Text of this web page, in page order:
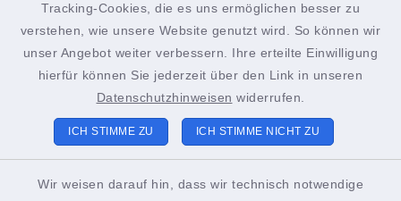
Tracking-Cookies, die es uns ermöglichen besser zu
verstehen, wie unsere Website genutzt wird. So können wir
unser Angebot weiter verbessern. Ihre erteilte Einwilligung
hierfür können Sie jederzeit über den Link in unseren
Datenschutzhinweisen widerrufen.
ICH STIMME ZU ICH STIMME NICHT ZU
Wir weisen darauf hin, dass wir technisch notwendige
facebook
instagram
Kontakt